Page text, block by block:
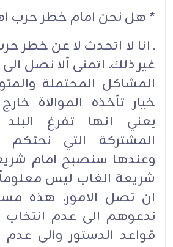
* هل نحن امام خطر حرب
ـ انا لا اتحدث لا عن خطر
غير ذلك. اتمنى ألا نصل
المشاكل المحتملة
خيار تأخذه الموالاة
يعني انها تفرغ
المشتركة التي نحتكم
وعندها سنصبح امام
شريعة الغاب ليس
ان تصل الامور. هذه
ندعوهم الى عدم
قواعد الدستور والى عدم